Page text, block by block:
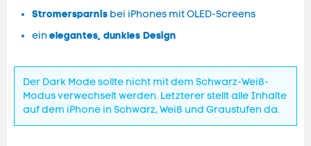
Stromersparnis bei iPhones mit OLED-Screens
ein elegantes, dunkles Design
Der Dark Mode sollte nicht mit dem Schwarz-Weiß-
Modus verwechselt werden. Letzterer stellt alle Inhalte
auf dem iPhone in Schwarz, Weiß und Graustufen da.